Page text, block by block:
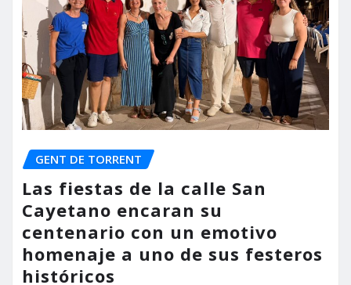
GENT DE TORRENT
Las fiestas de la calle San
Cayetano encaran su
centenario con un emotivo
homenaje a uno de sus festeros
históricos